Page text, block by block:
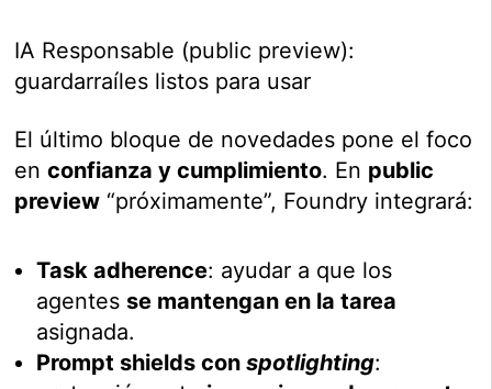
IA Responsable (public preview):
guardarraíles listos para usar
El último bloque de novedades pone el foco
enconfianza y cumplimiento. En public
preview “próximamente”, Foundry integrará:
Task adherence: ayudar a que los
agentes se mantengan en la tarea
asignada.
Prompt shields conspotlighting: